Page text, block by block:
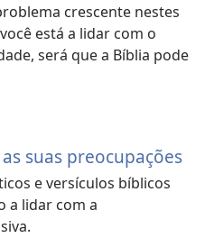
crescente nestes
está a lidar com o
será que a Bíblia pode
suas preocupações
e versículos bíblicos
a lidar com a